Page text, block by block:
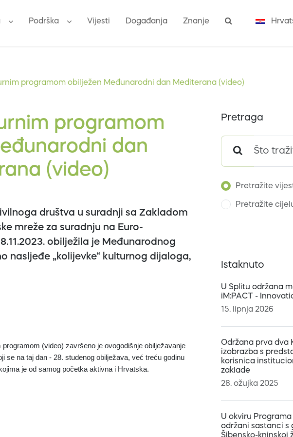
Podrška Vijesti Događanja Znanje
programom obilježen Međunarodni dan Mediterana (video)
programom
dan
(video)
društva u suradnji sa Zakladom
mreže za suradnju na Euro-
obilježila je Međunarodnog
nasljeđe „kolijevke“ kulturnog dijaloga,
(video) završeno je ovogodišnje obilježavanje
se na taj dan - 28. studenog obilježava, već treću godinu
je od samog početka aktivna i Hrvatska.
Pretraga
Pretražite
Pretražite
Istaknuto
U Splitu održana
iM:PACT -
15. lipnja 2026
Održana prva dva
izobrazba s
korisnica
zaklade
28. ožujka 2025
U okviru
održani sastanci s